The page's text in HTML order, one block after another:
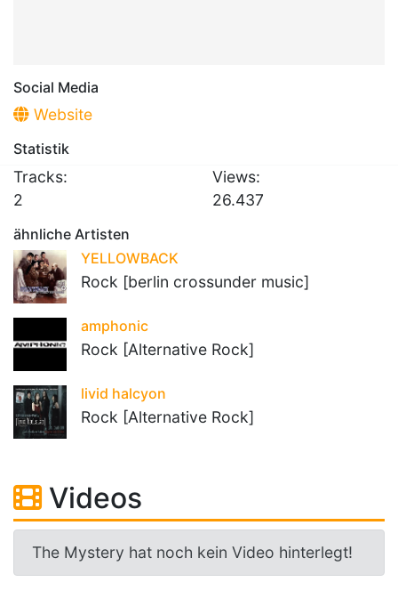
Social Media
Website
Statistik
Tracks:
2
Views:
26.437
ähnliche Artisten
YELLOWBACK
Rock [berlin crossunder music]
amphonic
Rock [Alternative Rock]
livid halcyon
Rock [Alternative Rock]
Videos
The Mystery hat noch kein Video hinterlegt!